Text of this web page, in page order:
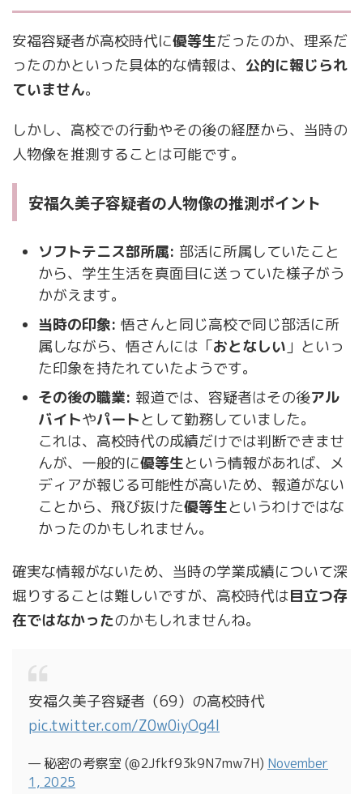
安福容疑者が高校時代に優等生だったのか、理系だ
ったのかといった具体的な情報は、 公的に報じられ
ていません。
しかし、高校での行動やその後の経歴から、当時の
人物像を推測することは可能です。
安福久美子容疑者の人物像の推測ポイント
ソフトテニス部所属: 部活に所属していたこと
から、学生生活を真面目に送っていた様子がう
かがえます。
当時の印象: 悟さんと同じ高校で同じ部活に所
属しながら、悟さんには「おとなしい」といっ
た印象を持たれていたようです。
その後の職業: 報道では、容疑者はその後アル
バイトやパートとして勤務していました。
これは、高校時代の成績だけでは判断できませ
んが、一般的に優等生という情報があれば、メ
ディアが報じる可能性が高いため、報道がない
ことから、飛び抜けた優等生というわけではな
かったのかもしれません。
確実な情報がないため、当時の学業成績について深
堀りすることは難しいですが、高校時代は目立つ存
在ではなかったのかもしれませんね。
安福久美子容疑者（69）の高校時代
pic.twitter.com/Z0w0iyOg4l
— 秘密の考察室 (@2Jfkf93k9N7mw7H) November
1, 2025